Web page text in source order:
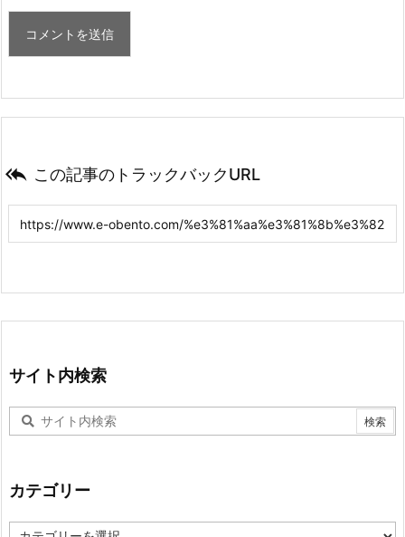
 この記事のトラックバックURL
サイト内検索
カテゴリー